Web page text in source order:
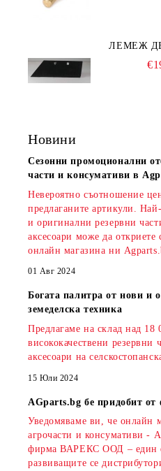
ЛЕМЕЖ
Новини
Сезонни промоционални
части и консумативи в
Невероятно съотношение
предлаганите артикули.
и оригинални резервни
аксесоари може да откриете
онлайн магазина ни
01 Авг 2024
Богата палитра от нови и
земеделска техника
Предлагаме на склад над 18
висококачествени резервни
аксесоари на
15 Юли 2024
AGparts.bg бе придобит
Уведомяваме ви, че онлайн
агрочасти и консумативи -
фирма ВАРЕКС ООД – един
развиващите се